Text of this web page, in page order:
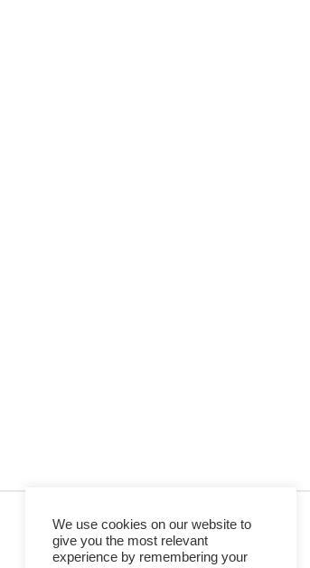
We use cookies on our website to
give you the most relevant
experience by remembering your